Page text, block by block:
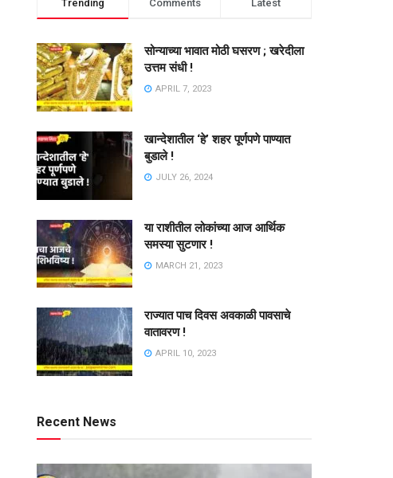
Trending Comments Latest
सोन्याच्या भावात मोठी घसरण ; खरेदीला
उत्तम संधी !
APRIL 7, 2023
खान्देशातील ‘हे’ शहर पूर्णपणे पाण्यात
बुडाले !
JULY 26, 2024
या राशीतील लोकांच्या आज आर्थिक
समस्या सुटणार !
MARCH 21, 2023
राज्यात पाच दिवस अवकाळी पावसाचे
वातावरण !
APRIL 10, 2023
Recent News